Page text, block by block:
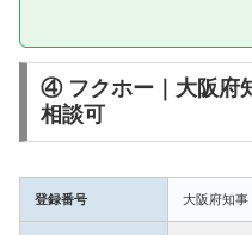
④ フクホー｜大阪府
相談可
登録番号 大阪府知事